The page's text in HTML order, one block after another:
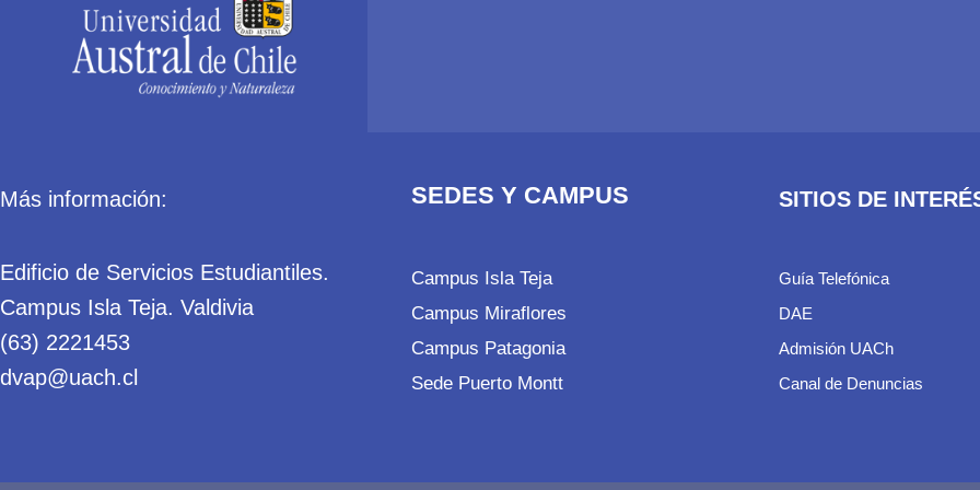
Más información:
Edificio de Servicios Estudiantiles.
Campus Isla Teja. Valdivia
(63) 2221453
dvap@uach.cl
SEDES Y CAMPUS
Campus Isla Teja
Campus Miraflores
Campus Patagonia
Sede Puerto Montt
SITIOS DE
Guía Telefónica
DAE
Admisión UACh
Canal de Denuncias